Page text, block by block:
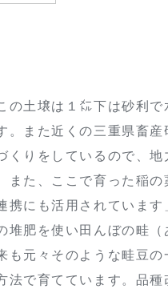
の土壌は１㍍下は砂利
。また近くの三重県畜
くりをしているので、
また、ここで育った稲
携にも活用されています
堆肥を使い田んぼの畦
も元々そのような畦豆
法で育てています。品